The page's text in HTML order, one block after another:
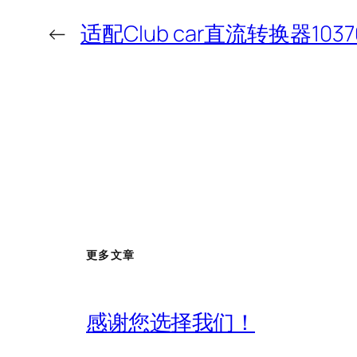
← 适配Club car直流转换器
更多文章
感谢您选择我们！